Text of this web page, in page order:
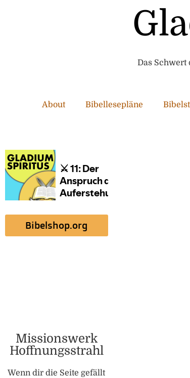
Das Schwert
About Bibellesepläne
Bibelshop.org
Missionswerk
Hoffnungsstrahl
Wenn dir die Seite gefällt